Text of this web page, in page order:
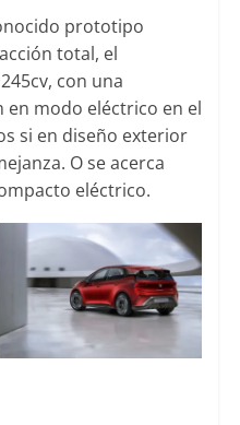
prototipo
total, el
con una
en modo eléctrico en el
si en diseño exterior
O se acerca
eléctrico.